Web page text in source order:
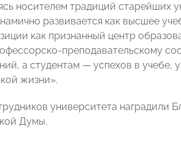
носителем традиций старейших
развивается как высшее
как признанный центр
преподавательскому
а студентам — успехов в учебе,
жизни».
университета наградили
Думы.